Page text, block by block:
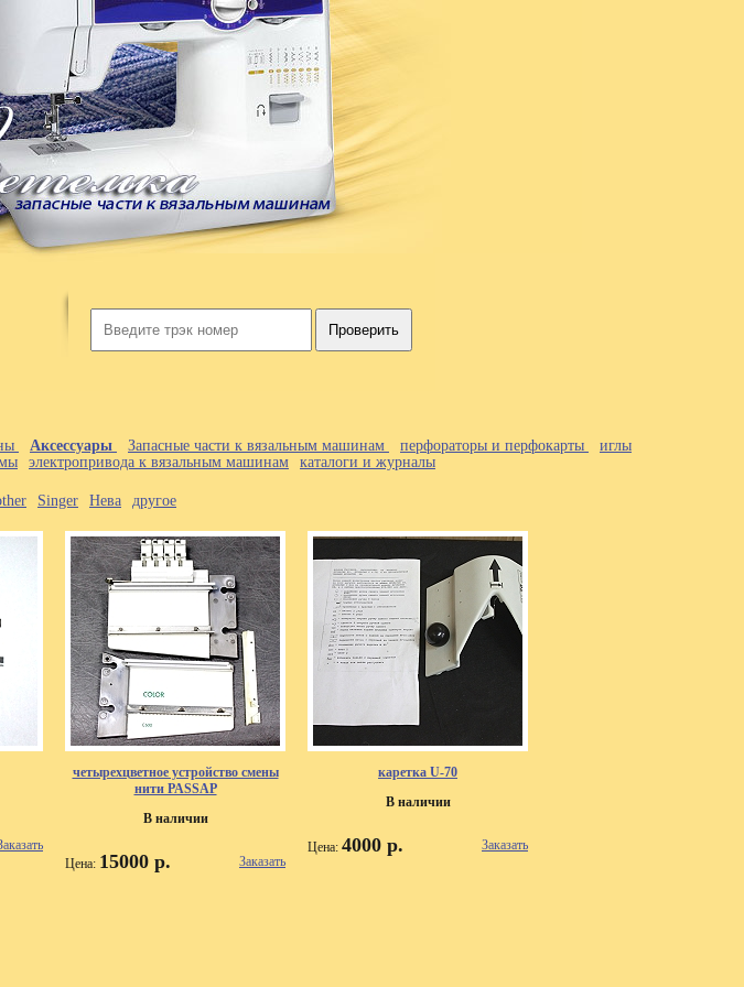
Проверить
Аксессуары Запасные части к вязальным машинам перфораторы и перфокарты
иглы
электропривода к вязальным машинам каталоги и журналы
Singer Нева другое
четырехцветное устройство смены
нити PASSAP
В наличии
Цена: 15000 р. Заказать
каретка U-70
В наличии
Цена: 4000 р. Заказать